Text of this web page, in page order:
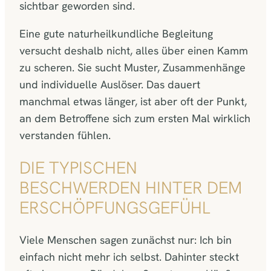
sichtbar geworden sind.
Eine gute naturheilkundliche Begleitung
versucht deshalb nicht, alles über einen Kamm
zu scheren. Sie sucht Muster, Zusammenhänge
und individuelle Auslöser. Das dauert
manchmal etwas länger, ist aber oft der Punkt,
an dem Betroffene sich zum ersten Mal wirklich
verstanden fühlen.
DIE TYPISCHEN
BESCHWERDEN HINTER DEM
ERSCHÖPFUNGSGEFÜHL
Viele Menschen sagen zunächst nur: Ich bin
einfach nicht mehr ich selbst. Dahinter steckt